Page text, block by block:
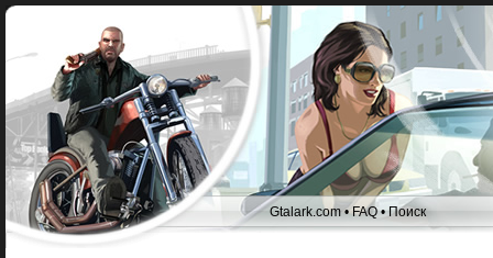
Gtalark.com •FAQ•Поиск